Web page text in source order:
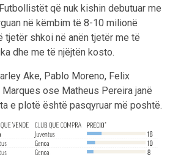
që nuk kishin debutuar me
në këmbim të 8-10 milionë
tjetër shkoi në anën tjetër me të
dhe me të njëjtën kosto.
Ake, Pablo Moreno, Felix
Marques ose Matheus Pereira janë
e plotë është pasqyruar më poshtë.